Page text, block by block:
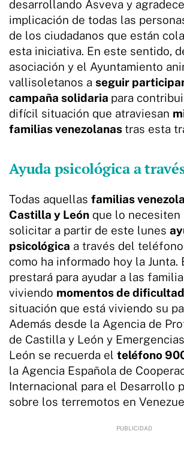
desarrollando Asveva y
implicación de todas las
de los ciudadanos que están
esta iniciativa. En este sentido,
asociación y el Ayuntamiento
vallisoletanos a seguir
campaña solidaria para
difícil situación que atraviesan
familias venezolanas tras esta
Ayuda psicológica a
Todas aquellas familias
Castilla y León que lo necesiten
solicitar a partir de este lunes
psicológica a través del
como ha informado hoy la Junta.
prestará para ayudar a las
viviendo momentos de dificultad
situación que está viviendo su
Además desde la Agencia de
de Castilla y León y
León se recuerda el teléfono
la Agencia Española de
Internacional para el Desarrollo
sobre los terremotos en